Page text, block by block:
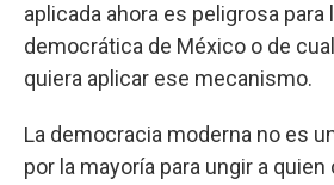
aplicada ahora es peligrosa para
democrática de México o de
quiera aplicar ese mecanismo.
La democracia moderna no es
por la mayoría para ungir a quien